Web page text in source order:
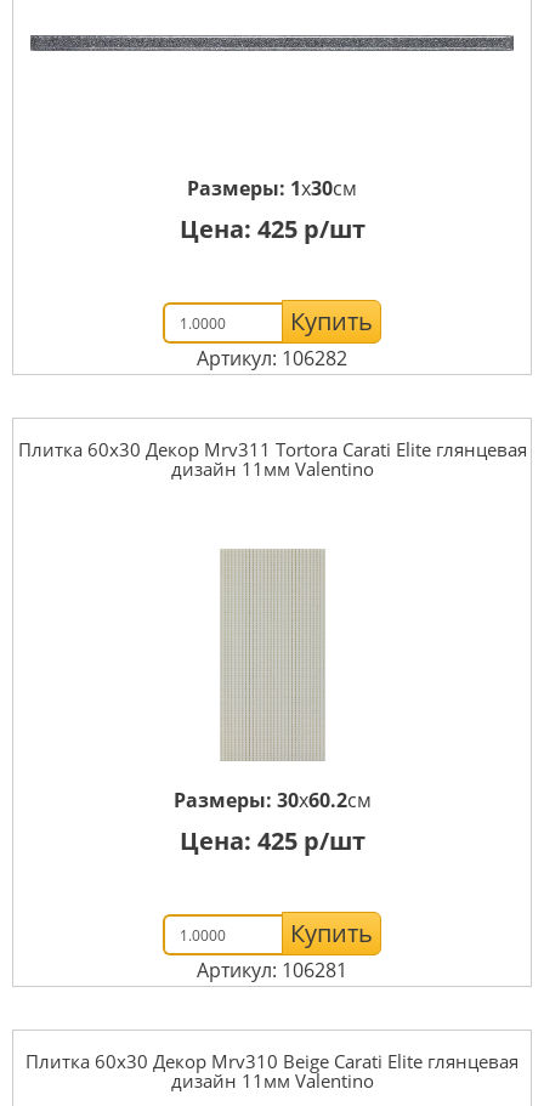
Размеры: 1x30см
Цена: 425р/шт
Купить
Артикул: 106282
Плитка 60x30 Декор Mrv311 Tortora Carati Elite глянцевая
дизайн 11мм Valentino
Размеры: 30x60.2см
Цена: 425р/шт
Купить
Артикул: 106281
Плитка 60x30 Декор Mrv310 Beige Carati Elite глянцевая
дизайн 11мм Valentino